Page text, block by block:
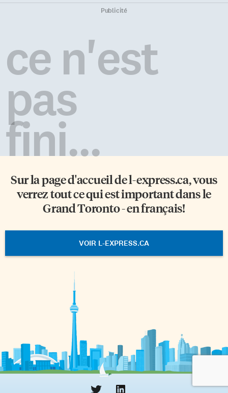
Publicité
ce n'est
pas
fini...
Sur la page d'accueil del-express.ca, vous
verrez tout ce qui est important dans le
Grand Toronto - en français!
VOIR L-EXPRESS.CA